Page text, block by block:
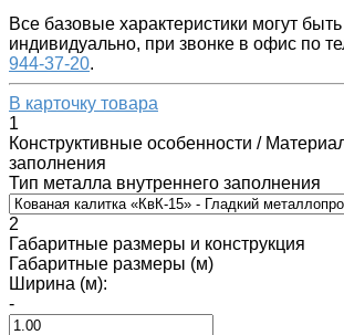
Все базовые характеристики могут
индивидуально, при звонке в офис по
944-37-20.
В карточку товара
1
Конструктивные особенности /
заполнения
Тип металла внутреннего заполнения
2
Габаритные размеры и конструкция
Габаритные размеры (м)
Ширина (м):
-